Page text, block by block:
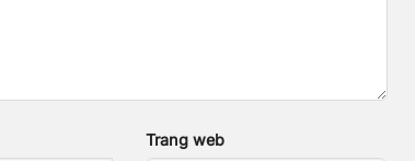
Trang web